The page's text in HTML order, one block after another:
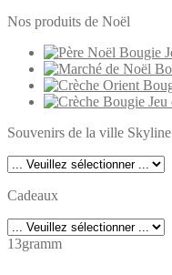
Nos produits de Noël
Souvenirs de la ville Skyline
Cadeaux
13gramm